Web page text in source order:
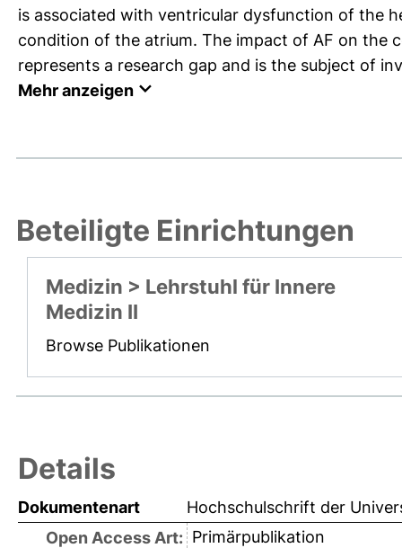
is associated with ventricular dysfunction of the
condition of the atrium. The impact of AF on the
represents a research gap and is the subject of
Mehr anzeigen
Beteiligte Einrichtungen
Medizin > Lehrstuhl für Innere
Medizin II
Browse Publikationen
Details
Dokumentenart
Hochschulschrift der
Open Access Art: Primärpublikation